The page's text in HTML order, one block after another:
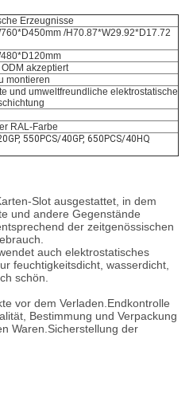
Erzeugnisse
/H70.87*W29.92*D17.72
akzeptiert
montieren
und umweltfreundliche elektrostatische
RAL-Farbe
550PCS/40GP, 650PCS/40HQ
Slot ausgestattet, in dem
und andere Gegenstände
der zeitgenössischen
auch elektrostatisches
feuchtigkeitsdicht, wasserdicht,
schön.
vor dem Verladen.Endkontrolle
Bestimmung und Verpackung
Waren.Sicherstellung der